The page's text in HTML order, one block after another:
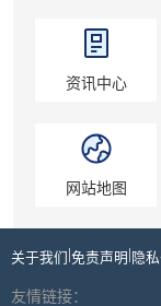
资讯中心
网站地图
关于我们 免责声明 隐
友情链接：